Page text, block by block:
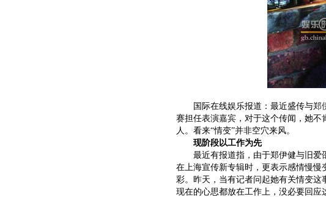
国际在线娱乐报道：最近盛传与郑
赛担任表演嘉宾，对于这个传闻，她
人。看来“情变”并非空穴来风。
现阶段以工作为先
最近有报道指，由于郑伊健与旧爱
在上海宣传新专辑时，更表示感情慢
彩。昨天，当有记者问起她有关情变
现在的心思都放在工作上，没必要回应